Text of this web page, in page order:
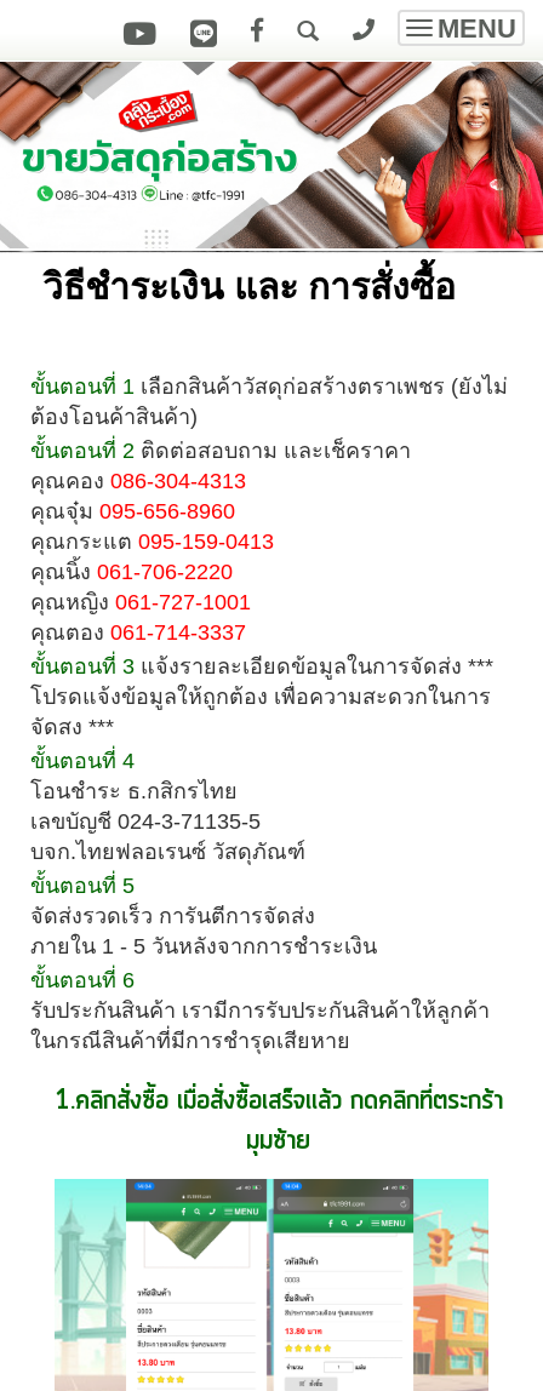
Toggle
MENU
วิธีชำระเงิน และ การสั่งซื้อ
ขั้นตอนที่ 1 เลือกสินค้าวัสดุก่อสร้างตราเพชร (ยังไม่
ต้องโอนค้าสินค้า)
ขั้นตอนที่ 2 ติดต่อสอบถาม และเช็คราคา
คุณคอง 086-304-4313
คุณจุ๋ม 095-656-8960
คุณกระแต 095-159-0413
คุณนิ้ง 061-706-2220
คุณหญิง 061-727-1001
คุณตอง 061-714-3337
ขั้นตอนที่ 3 แจ้งรายละเอียดข้อมูลในการจัดส่ง ***
โปรดแจ้งข้อมูลให้ถูกต้อง เพื่อความสะดวกในการ
จัดสง ***
ขั้นตอนที่ 4
โอนชำระ ธ.กสิกรไทย
เลขบัญชี 024-3-71135-5
บจก.ไทยฟลอเรนซ์ วัสดุภัณฑ์
ขั้นตอนที่ 5
จัดส่งรวดเร็ว การันตีการจัดส่ง
ภายใน 1 - 5 วันหลังจากการชำระเงิน
ขั้นตอนที่ 6
รับประกันสินค้า เรามีการรับประกันสินค้าให้ลูกค้า
ในกรณีสินค้าที่มีการชำรุดเสียหาย
1.คลิกสั่งซื้อ เมื่อสั่งซื้อเสร็จเเล้ว กดคลิกที่ตระกร้า
มุมซ้าย